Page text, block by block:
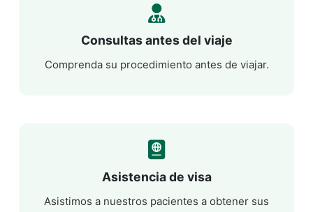
Consultas antes del viaje
Comprenda su procedimiento antes de viajar.
Asistencia de visa
Asistimos a nuestros pacientes a obtener sus